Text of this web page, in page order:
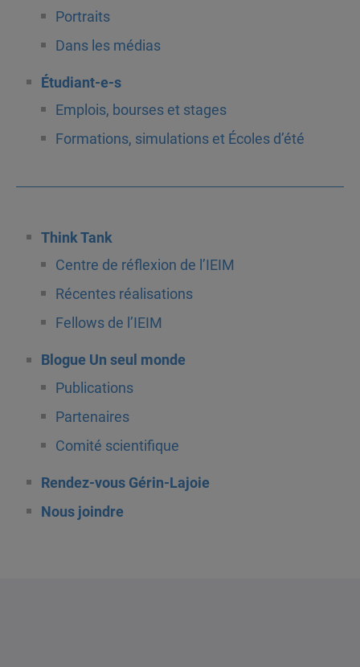
Portraits
Dans les médias
Étudiant-e-s
Emplois, bourses et stages
Formations, simulations et Écoles d’été
Think Tank
Centre de réflexion de l’IEIM
Récentes réalisations
Fellows de l’IEIM
Blogue Un seul monde
Publications
Partenaires
Comité scientifique
Rendez-vous Gérin-Lajoie
Nous joindre